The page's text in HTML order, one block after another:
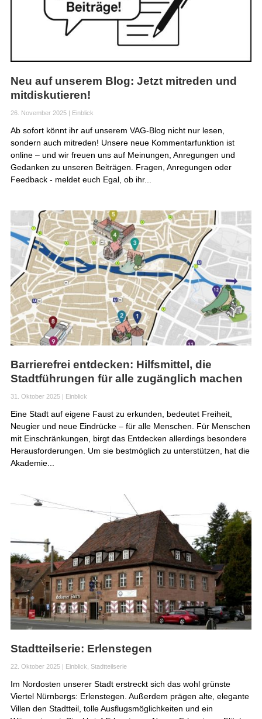
Neu auf unserem Blog: Jetzt mitreden und
mitdiskutieren!
26. November 2025| Einblick
Ab sofort könnt ihr auf unserem VAG-Blog nicht nur lesen,
sondern auch mitreden! Unsere neue Kommentarfunktion ist
online – und wir freuen uns auf Meinungen, Anregungen und
Gedanken zu unseren Beiträgen. Fragen, Anregungen oder
Feedback - meldet euch Egal, ob ihr...
Barrierefrei entdecken: Hilfsmittel, die
Stadtführungen für alle zugänglich machen
31. Oktober 2025| Einblick
Eine Stadt auf eigene Faust zu erkunden, bedeutet Freiheit,
Neugier und neue Eindrücke – für alle Menschen. Für Menschen
mit Einschränkungen, birgt das Entdecken allerdings besondere
Herausforderungen. Um sie bestmöglich zu unterstützen, hat die
Akademie...
Stadtteilserie: Erlenstegen
22. Oktober 2025| Einblick Stadtteilserie
Im Nordosten unserer Stadt erstreckt sich das wohl grünste
Viertel Nürnbergs: Erlenstegen. Außerdem prägen alte, elegante
Villen den Stadtteil, tolle Ausflugsmöglichkeiten und ein